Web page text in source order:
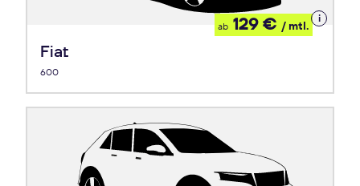
Fiat
600
ab 129 € / mtl.
Details
zum